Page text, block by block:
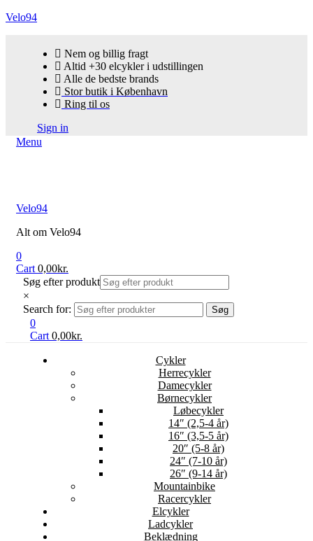
Velo94
Nem og billig fragt
Altid +30 elcykler i udstillingen
Alle de bedste brands
Stor butik i København
Ring til os
Sign in
Menu
Velo94
Alt om Velo94
0
Cart 0,00kr.
Søg efter produkt
×
Search for:
Søg
0
Cart 0,00kr.
Cykler
Herrecykler
Damecykler
Børnecykler
Løbecykler
14″ (2,5-4 år)
16″ (3,5-5 år)
20″ (5-8 år)
24″ (7-10 år)
26″ (9-14 år)
Mountainbike
Racercykler
Elcykler
Ladcykler
Beklædning